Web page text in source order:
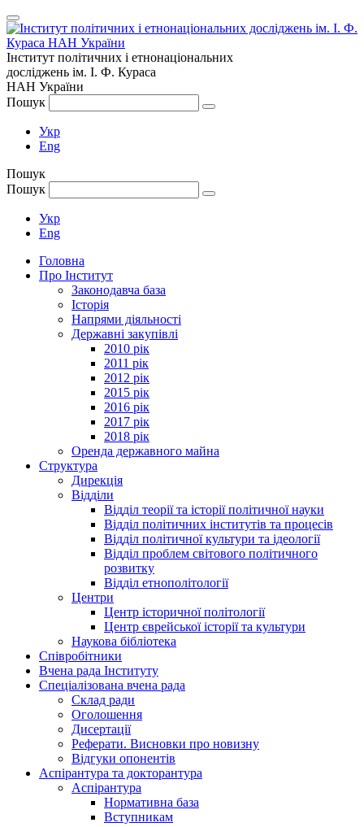
Інститут політичних і етнонаціональних
досліджень ім. І. Ф. Кураса
НАН України
Пошук
Укр
Eng
Пошук
Пошук
Укр
Eng
Головна
Про Інститут
Законодавча база
Історія
Напрями діяльності
Державні закупівлі
2010 рік
2011 рік
2012 рік
2015 рік
2016 рік
2017 рік
2018 рік
Оренда державного майна
Структура
Дирекція
Відділи
Відділ теорії та історії політичної науки
Відділ політичних інститутів та процесів
Відділ політичної культури та ідеології
Відділ проблем світового політичного
розвитку
Відділ етнополітології
Центри
Центр історичної політології
Центр єврейської історії та культури
Наукова бібліотека
Співробітники
Вчена рада Інституту
Спеціалізована вчена рада
Склад ради
Оголошення
Дисертації
Реферати. Висновки про новизну
Відгуки опонентів
Аспірантура та докторантура
Аспірантура
Нормативна база
Вступникам